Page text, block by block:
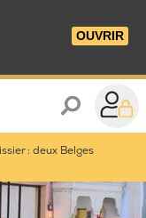
OUVRIR
: deux Belges